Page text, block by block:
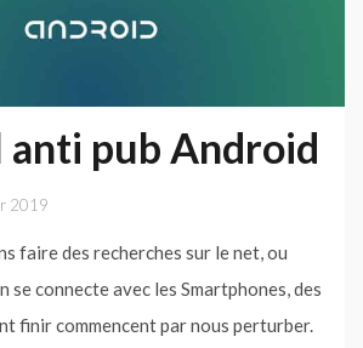
pub Android
2019
faire des recherches sur le net, ou
se connecte avec les Smartphones, des
finir commencent par nous perturber.